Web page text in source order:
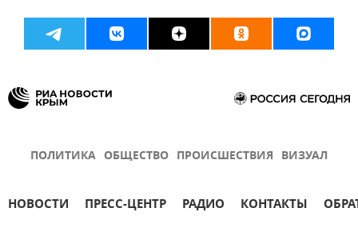
ПОЛИТИКА ОБЩЕСТВО ПРОИСШЕСТВИЯ ВИЗУАЛ
НОВОСТИ ПРЕСС-ЦЕНТР РАДИО КОНТАКТЫ